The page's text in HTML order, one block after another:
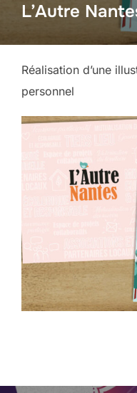
L’Autre
Réalisation d’une
personnel